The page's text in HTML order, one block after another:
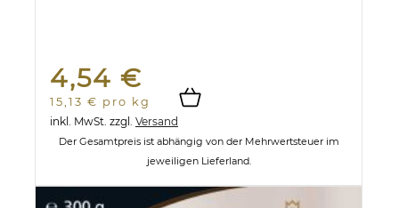
4,54 €
15,13 € pro kg
inkl. MwSt. zzgl. Versand
Der Gesamtpreis ist abhängig von der Mehrwertsteuer im
jeweiligen Lieferland.